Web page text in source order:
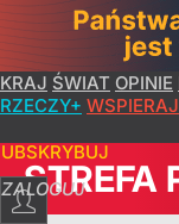
KRAJ ŚWIAT OPINIE
RZECZY+ WSPIERAJ
ZALOGUJ
STREFA